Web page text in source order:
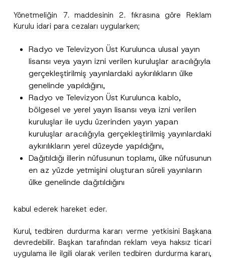
Yönetmeliğin 7. maddesinin 2. fıkrasına göre Reklam
Kurulu idari para cezaları uygularken;
Radyo ve Televizyon Üst Kurulunca ulusal yayın
lisansı veya yayın izni verilen kuruluşlar aracılığıyla
gerçekleştirilmiş yayınlardaki aykırılıkların ülke
genelinde yapıldığını,
Radyo ve Televizyon Üst Kurulunca kablo,
bölgesel ve yerel yayın lisansı veya izni verilen
kuruluşlar ile uydu üzerinden yayın yapan
kuruluşlar aracılığıyla gerçekleştirilmiş yayınlardaki
aykırılıkların yerel düzeyde yapıldığını,
Dağıtıldığı illerin nüfusunun toplamı, ülke nüfusunun
en az yüzde yetmişini oluşturan süreli yayınların
ülke genelinde dağıtıldığını
kabul ederek hareket eder.
Kurul, tedbiren durdurma kararı verme yetkisini Başkana
devredebilir. Başkan tarafından reklam veya haksız ticari
uygulama ile ilgili olarak verilen tedbiren durdurma kararı,
P
r
i
a
c
y
N
o
i
*
Bu iletişim formu aracılığıyla sağlanan kişisel
verilerle ilgili aydınlatma metnini okudum ve
anladım.
A
p
p
r
v
e
Bu iletişim formunu göndererek,aydınlatma
metninde açıklanan şekilde kişisel verilerimin
işlenmesine izin veriyorum.
GÖNDER